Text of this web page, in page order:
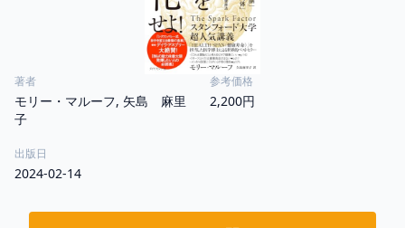
著者
モリー・マルーフ, 矢島 麻里
子
参考価格
2,200円
出版日
2024-02-14